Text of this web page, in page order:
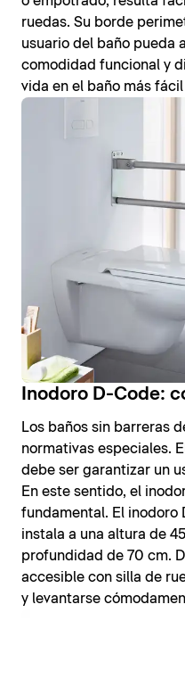
ruedas. Su borde
usuario del baño pueda
comodidad funcional y
vida en el baño más
Inodoro D-Code:
Los baños sin barreras
normativas especiales.
debe ser garantizar un
En este sentido, el
fundamental. El inodoro
instala a una altura de
profundidad de 70 cm.
accesible con silla de
y levantarse